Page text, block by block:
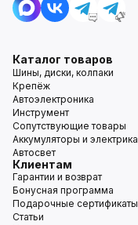
Каталог товаров
Шины, диски, колпаки
Крепёж
Автоэлектроника
Инструмент
Сопутствующие товары
Аккумуляторы и электрика
Автосвет
Клиентам
Гарантии и возврат
Бонусная программа
Подарочные сертификаты
Статьи